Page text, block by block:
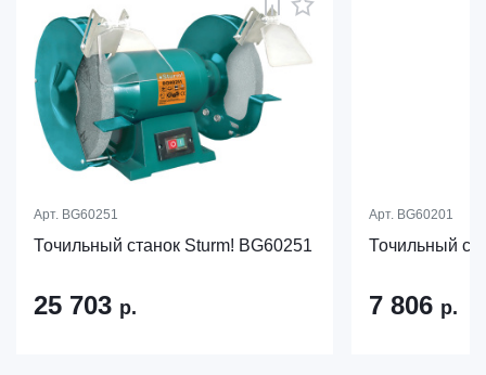
Арт. BG60251
Точильный станок Sturm! BG60251
25 703 р.
Арт. BG60201
Точильный
7 806 р.